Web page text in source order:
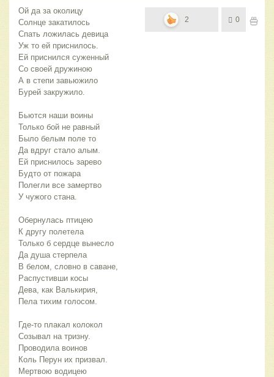
Ой да за околицу
Солнце закатилось
Спать ложилась девица
Уж то ей приснилось.
Ей приснился суженный
Со своей дружиною
А в степи завьюжило
Бурей закружило.
Бьются наши воины
Только бой не равный
Было белым поле то
Да вдруг стало алым.
Ей приснилось зарево
Будто от пожара
Полегли все замертво
У чужого стана.
Обернулась птицею
К другу полетела
Только б сердце вынесло
Да душа стерпела
В белом, словно в саване,
Распустивши косы
Дева, как Валькирия,
Пела тихим голосом.
Где-то плакал колокол
Созывал на тризну.
Проводила воинов
Коль Перун их призвал.
Мертвою водицею
2 0